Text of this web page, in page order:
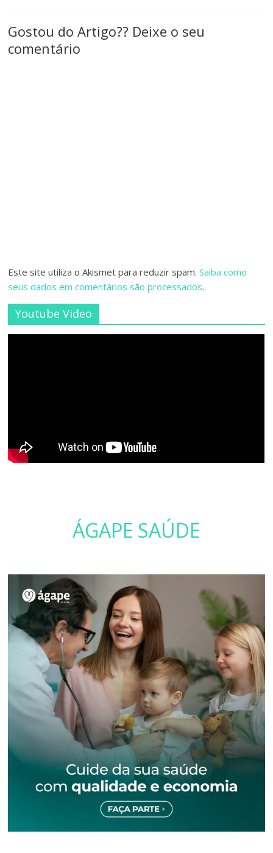
Gostou do Artigo?? Deixe o seu
comentário
Este site utiliza o Akismet para reduzir spam.Saiba como
seus dados em comentários são processados.
Youtube Video
ÁGAPE SAÚDE